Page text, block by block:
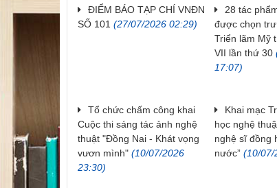
ĐIỂM BÁO TẠP CHÍ VNĐN
SỐ 101 (27/07/2026 02:29)
28 tác
được chọn
Triển lãm Mỹ
VII lần thứ 30
17:07)
Tổ chức chấm công khai
Cuộc thi sáng tác ảnh nghệ
thuật "Đồng Nai - Khát vọng
vươn mình" (10/07/2026
23:30)
Khai mạc
học nghệ
nghệ sĩ đồng
nước” (10/07/